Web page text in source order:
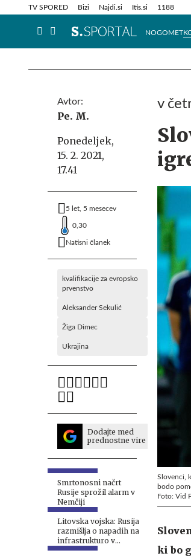
TV SPORED Bizi Najdi.si Itis.si 1188
NOGOMET
Info in obvestila Tehnik
Avtor:
Pe. M.
Ponedeljek,
15. 2. 2021,
17.41
5 let, 5 mesecev
0,30
Natisni članek
kvalifikacije za evropsko
prvenstvo
Aleksander Sekulić
Žiga Dimec
Ukrajina
Dodajte med
prednostne vire
Smrtonosni načrt
Rusije sprožil alarm v
Nemčiji
Litovska vojska: Rusija
razmišlja o napadih na
infrastrukturo v
baltskih državah
v
Slovenci,
bodo
Foto: Vid
ki bo